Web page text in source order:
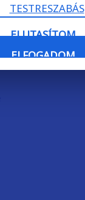
TESTRESZABÁS
ELUTASÍTOM
ELFOGADOM